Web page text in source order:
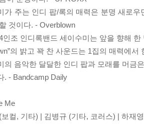
가 주는 인디 팝/록의 매력은 분명 새로
것이다. - Overblown
인조 인디록밴드 세이수미는 앞을 향해
의 밝고 꽉 찬 사운드는 1집의 매력에
의 음악한 달달한 인디 팝과 모래를 머금
. - Bandcamp Daily
Me
보컬, 기타) | 김병규 (기타, 코러스) | 하재